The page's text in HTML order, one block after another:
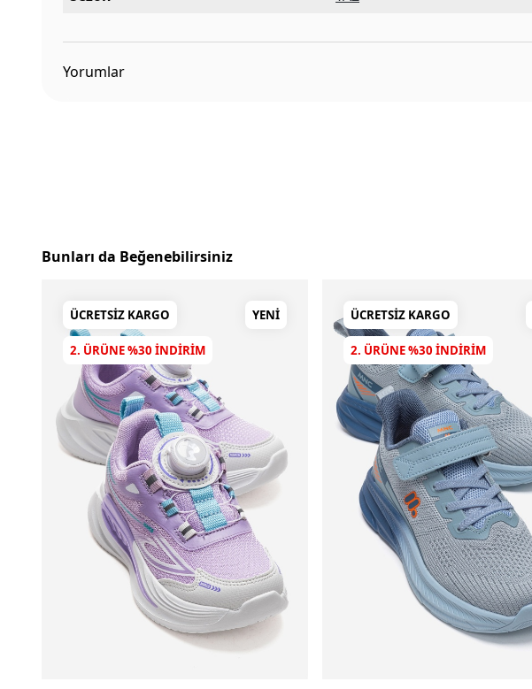
Yorumlar
Bunları da Beğenebilirsiniz
ÜCRETSIZ KARGO YENI
2. ÜRÜNE %30 INDIRIM
ÜCRETSIZ KARGO
2. ÜRÜNE %30 INDIRIM